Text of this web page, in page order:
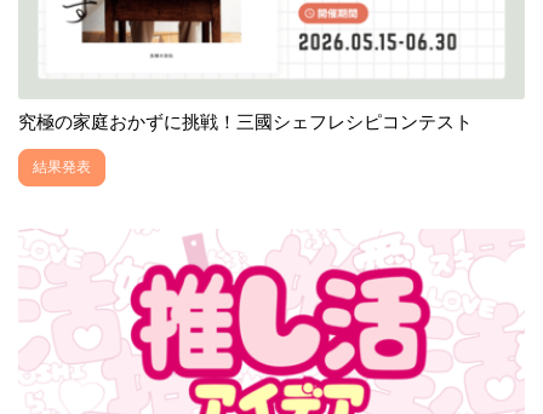
究極の家庭おかずに挑戦！三國シェフレシピコンテスト
結果発表